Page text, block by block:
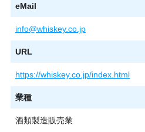
eMail
info@whiskey.co.jp
URL
https://whiskey.co.jp/index.html
業種
酒類製造販売業